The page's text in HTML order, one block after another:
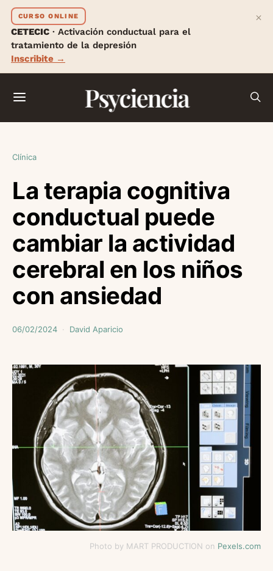
CURSO ONLINE
CETECIC · Activación conductual para el
tratamiento de la depresión
Inscribite →
×
Psyciencia
Clínica
La terapia cognitiva
conductual puede
cambiar la actividad
cerebral en los niños
con ansiedad
06/02/2024 David Aparicio
Photo by MART PRODUCTION on Pexels.com